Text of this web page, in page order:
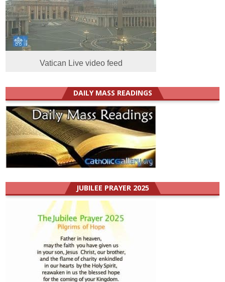
Vatican Live video feed
DAILY MASS READINGS
JUBILEE PRAYER 2025